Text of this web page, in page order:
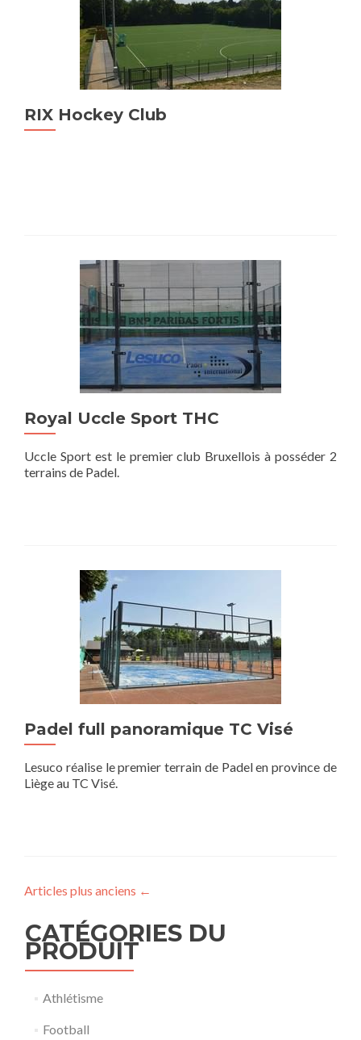
RIX Hockey Club
Royal Uccle Sport THC
Uccle Sport est le premier club Bruxellois à posséder 2
terrains de Padel.
Padel full panoramique TC Visé
Lesuco réalise le premier terrain de Padel en province de
Liège au TC Visé.
Articles plus anciens ←
CATÉGORIES DU
PRODUIT
Athlétisme
Football